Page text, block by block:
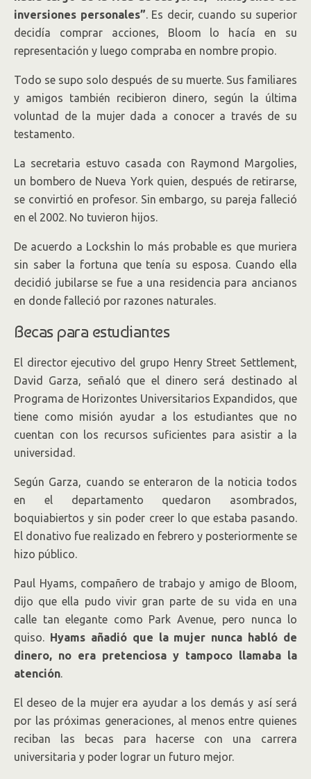
inversiones personales”. Es decir, cuando su superior
decidía comprar acciones, Bloom lo hacía en su
representación y luego compraba en nombre propio.
Todo se supo solo después de su muerte. Sus familiares
y amigos también recibieron dinero, según la última
voluntad de la mujer dada a conocer a través de su
testamento.
La secretaria estuvo casada con Raymond Margolies,
un bombero de Nueva York quien, después de retirarse,
se convirtió en profesor. Sin embargo, su pareja falleció
en el 2002. No tuvieron hijos.
De acuerdo a Lockshin lo más probable es que muriera
sin saber la fortuna que tenía su esposa. Cuando ella
decidió jubilarse se fue a una residencia para ancianos
en donde falleció por razones naturales.
Becas para estudiantes
El director ejecutivo del grupo Henry Street Settlement,
David Garza, señaló que el dinero será destinado al
Programa de Horizontes Universitarios Expandidos, que
tiene como misión ayudar a los estudiantes que no
cuentan con los recursos suficientes para asistir a la
universidad.
Según Garza, cuando se enteraron de la noticia todos
en el departamento quedaron asombrados,
boquiabiertos y sin poder creer lo que estaba pasando.
El donativo fue realizado en febrero y posteriormente se
hizo público.
Paul Hyams, compañero de trabajo y amigo de Bloom,
dijo que ella pudo vivir gran parte de su vida en una
calle tan elegante como Park Avenue, pero nunca lo
quiso. Hyams añadió que la mujer nunca habló de
dinero, no era pretenciosa y tampoco llamaba la
atención.
El deseo de la mujer era ayudar a los demás y así será
por las próximas generaciones, al menos entre quienes
reciban las becas para hacerse con una carrera
universitaria y poder lograr un futuro mejor.